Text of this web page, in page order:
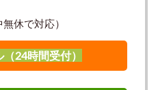
休で対応）
24時間受付）